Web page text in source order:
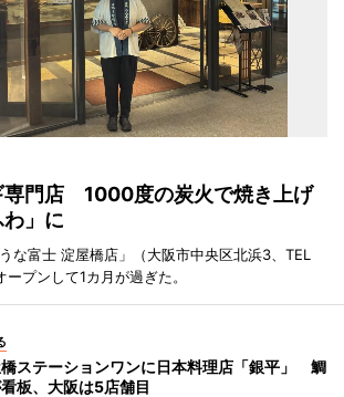
専門店 1000度の炭火で焼き上げ
わ」に
な富士 淀屋橋店」（大阪市中央区北浜3、TEL
プンして1カ月が過ぎた。
ステーションワンに日本料理店「銀平」 鯛
板、大阪は5店舗目